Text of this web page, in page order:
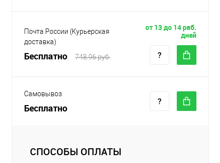
Почта России (Курьерская
доставка)
Бесплатно 748.96 руб.
от 13 до 14 раб.
дней
Самовывоз
Бесплатно
СПОСОБЫ ОПЛАТЫ